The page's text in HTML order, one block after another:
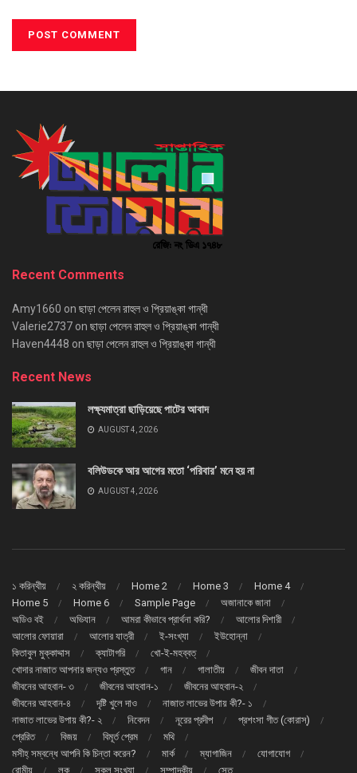
Recent Comments
Amy1660 on ছাড়া পেলেন রাহুল ও প্রিয়াঙ্কা গান্ধী
Valerie2737 on ছাড়া পেলেন রাহুল ও প্রিয়াঙ্কা গান্ধী
Haven4448 on ছাড়া পেলেন রাহুল ও প্রিয়াঙ্কা গান্ধী
Recent News
লক্ষ্যমাত্রা ছাড়িয়েছে পাটের আবাদ
AUGUST 4, 2026
বলিউডকে আর আগের মতো ‘পরিবার’ মনে হয় না
AUGUST 4, 2026
১ করিন্থীয় ২ করিন্থীয় Home 2 Home 3
Home 4
Home 5
Home 6 Sample Page
অজানাকে জানা
অডিও বই
অভিযান আমরা কীভাবে প্রার্থনা করি?
আলোর দিশারী
আলোর ফোয়ারা
আলোর যাত্রী ই-সংখ্যা
ইউহোন্না
কিতাবুল মুক্কাদ্দাস
ক্যাটাগরি
খো-ই-মহব্বত্
খোদার নাজাত আপনার জন্যও প্রস্তুত
গান গালাতীয়
জীবন দাতা
জীবনের আহবান- ৩
জীবনের আহবান-১
জীবনের আহবান-২
জীবনের আহবান-৪
দৃষ্টি খুলে দাও
নাজাত লাভের উপায় কী?- ১
নাজাত লাভের উপায় কী?- ২
নিবেদন নূরের প্রদীপ
প্রশংসা গীত (কোরাস্)
প্রেরিত
বিজয় বিমূর্ত প্রেম
মথি
মসীহ্ সম্বন্ধে আপনি কি চিন্তা করেন?
মার্ক ম্যাগাজিন
যোগাযোগ
রোমীয়
লূক সকল সংখ্যা সম্পাদকীয় সেতু